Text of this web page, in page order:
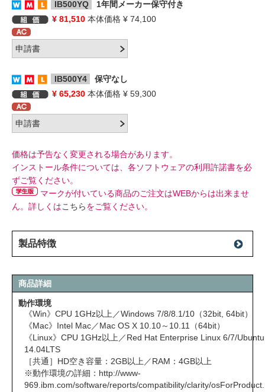
IB500YQ
1年間メーカー保守付き
¥ 81,510 本体価格 ¥ 74,100
IB500Y4
保守なし
¥ 65,230 本体価格 ¥ 59,300
価格は予告なく変更される場合があります。
インストール条件については、各ソフトウェアの利用許諾書を必
ずご覧ください。
マークが付いている商品のご注文はWEBからは出来ませ
ん。詳しくはこちらをご覧ください。
製品特徴
商品詳細
動作環境
《Win》CPU 1GHz以上／Windows 7/8/8.1/10（32bit, 64bit）
《Mac》Intel Mac／Mac OS X 10.10～10.11（64bit）
《Linux》CPU 1GHz以上／Red Hat Enterprise Linux 6/7/Ubuntu
14.04LTS
［共通］HD空き容量：2GB以上／RAM：4GB以上
※動作環境の詳細： http://www-
969.ibm.com/software/reports/compatibility/clarity/